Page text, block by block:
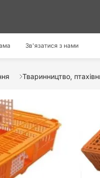
Зв'язатися з нами
Тваринництво,